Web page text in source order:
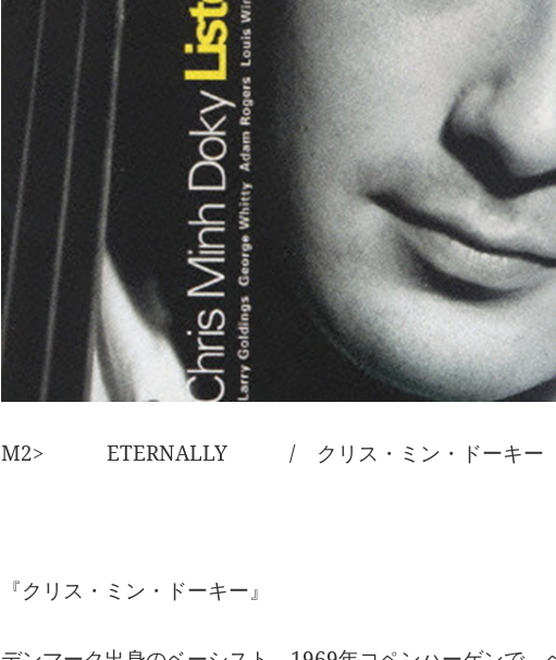
M2> ETERNALLY / クリス・ミン・ドーキー
『クリス・ミン・ドーキー』